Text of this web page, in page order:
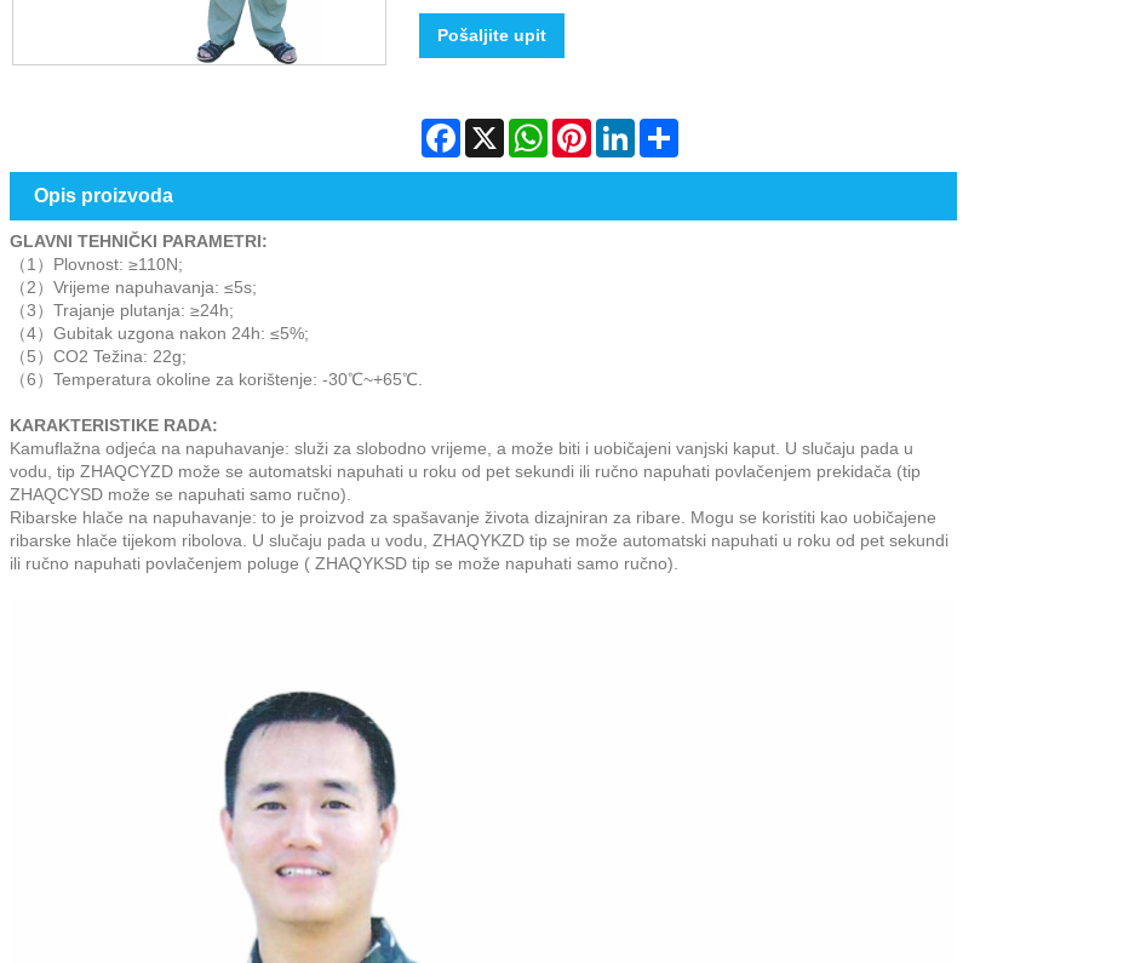
Pošaljite upit
Facebook
X WhatsAppPinterestLinkedInShare
Opis proizvoda
GLAVNI TEHNIČKI PARAMETRI:
（1）Plovnost: ≥110N;
（2）Vrijeme napuhavanja: ≤5s;
（3）Trajanje plutanja: ≥24h;
（4）Gubitak uzgona nakon 24h: ≤5%;
（5）CO2 Težina: 22g;
（6）Temperatura okoline za korištenje: -30℃~+65℃.
KARAKTERISTIKE RADA:
Kamuflažna odjeća na napuhavanje: služi za slobodno vrijeme, a može biti i uobičajeni vanjski kaput. U slučaju pada u
vodu, tip ZHAQCYZD može se automatski napuhati u roku od pet sekundi ili ručno napuhati povlačenjem prekidača (tip
ZHAQCYSD može se napuhati samo ručno).
Ribarske hlače na napuhavanje: to je proizvod za spašavanje života dizajniran za ribare. Mogu se koristiti kao uobičajene
ribarske hlače tijekom ribolova. U slučaju pada u vodu, ZHAQYKZD tip se može automatski napuhati u roku od pet sekundi
ili ručno napuhati povlačenjem poluge ( ZHAQYKSD tip se može napuhati samo ručno).